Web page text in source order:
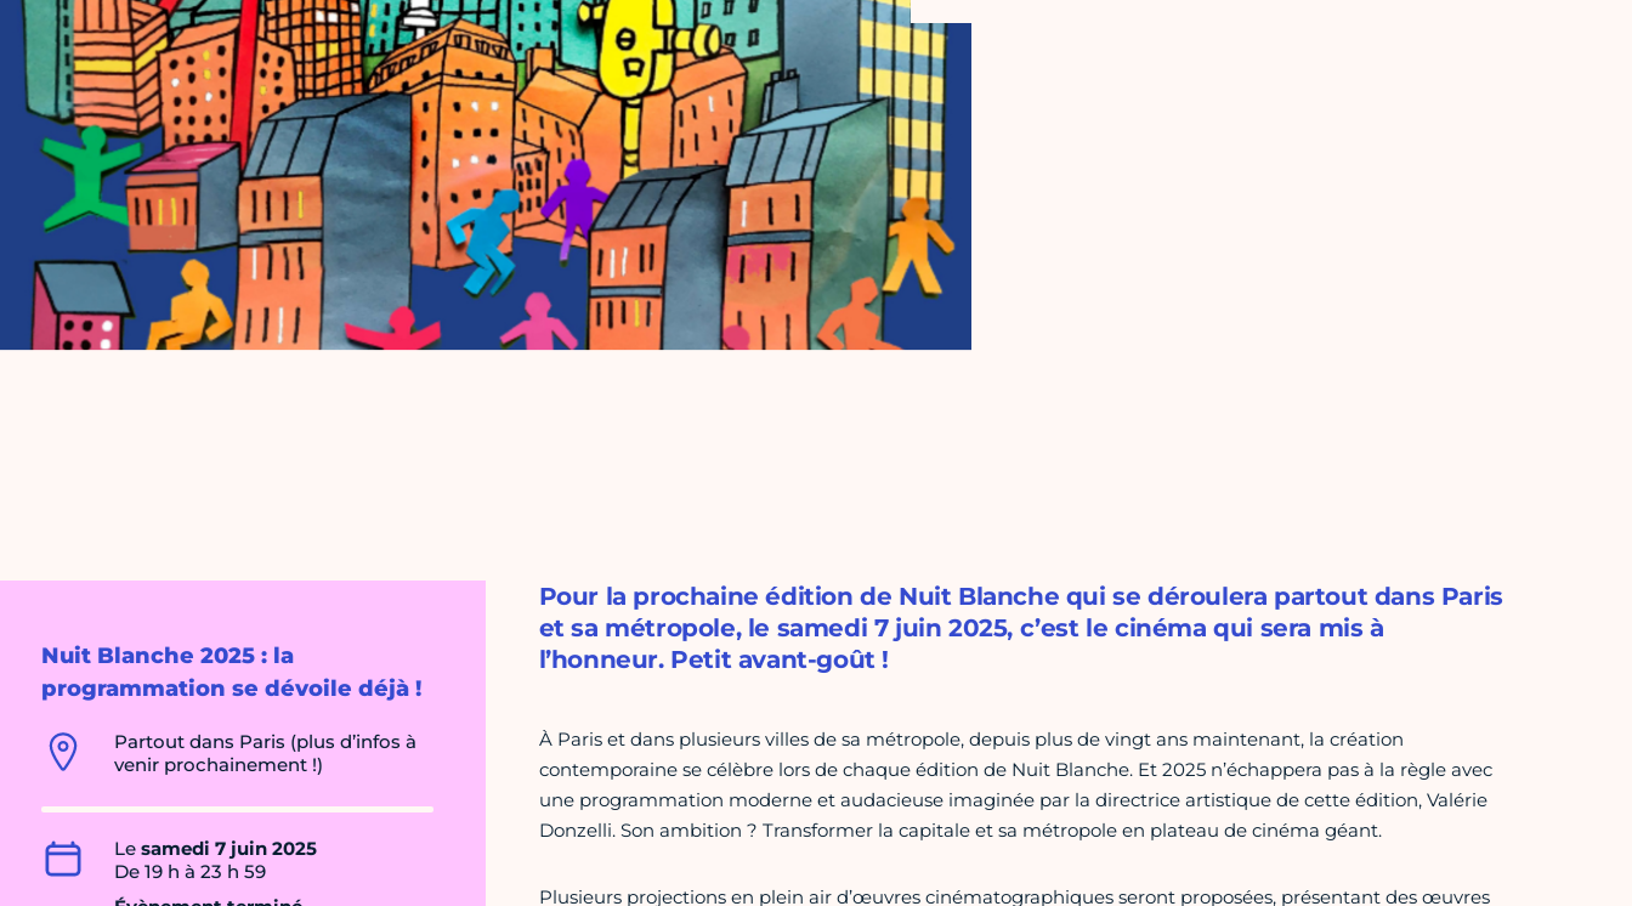
Nuit Blanche 2025 : la
programmation se dévoile déjà !
Partout dans Paris (plus d’infos à
venir prochainement !)
Le samedi 7 juin 2025
De 19 h à 23 h 59
Pour la prochaine édition de Nuit Blanche qui se déroulera partout dans Paris
et sa métropole, le samedi 7 juin 2025, c’est le cinéma qui sera mis à
l’honneur. Petit avant-goût !
À Paris et dans plusieurs villes de sa métropole, depuis plus de vingt ans maintenant, la création
contemporaine se célèbre lors de chaque édition de Nuit Blanche. Et 2025 n’échappera pas à la règle avec
une programmation moderne et audacieuse imaginée par la directrice artistique de cette édition, Valérie
Donzelli. Son ambition ? Transformer la capitale et sa métropole en plateau de cinéma géant.
Plusieurs projections en plein air d’œuvres cinématographiques seront proposées, présentant des œuvres